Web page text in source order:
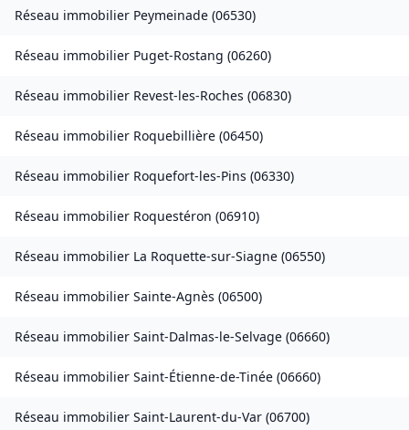
Réseau immobilier Peymeinade (06530)
Réseau immobilier Puget-Rostang (06260)
Réseau immobilier Revest-les-Roches (06830)
Réseau immobilier Roquebillière (06450)
Réseau immobilier Roquefort-les-Pins (06330)
Réseau immobilier Roquestéron (06910)
Réseau immobilier La Roquette-sur-Siagne (06550)
Réseau immobilier Sainte-Agnès (06500)
Réseau immobilier Saint-Dalmas-le-Selvage (06660)
Réseau immobilier Saint-Étienne-de-Tinée (06660)
Réseau immobilier Saint-Laurent-du-Var (06700)